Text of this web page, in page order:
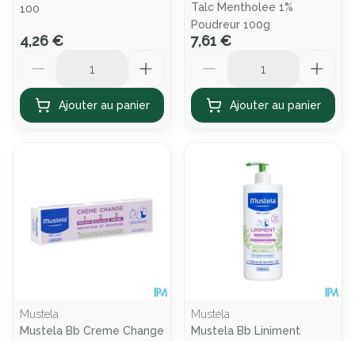
100
4,26 €
Ajouter au panier
Talc Mentholee 1%
Poudreur 100g
7,61 €
Ajouter au panier
Mustela
Mustela Bb Creme Change
Mustela
Mustela Bb Liniment